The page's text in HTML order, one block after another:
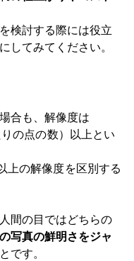
検討する際には役立
してみてください。
合も、解像度は
の点の数）以上とい
上の解像度を区別する
間の目ではどちらの
写真の鮮明さをジャ
です。